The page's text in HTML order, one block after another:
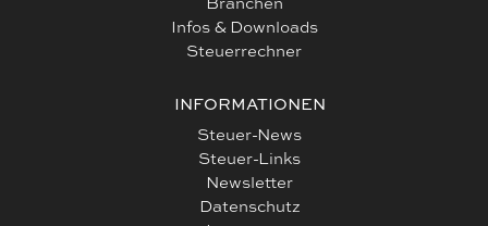
Infos & Downloads
Steuerrechner
INFORMATIONEN
Steuer-News
Steuer-Links
Newsletter
Datenschutz